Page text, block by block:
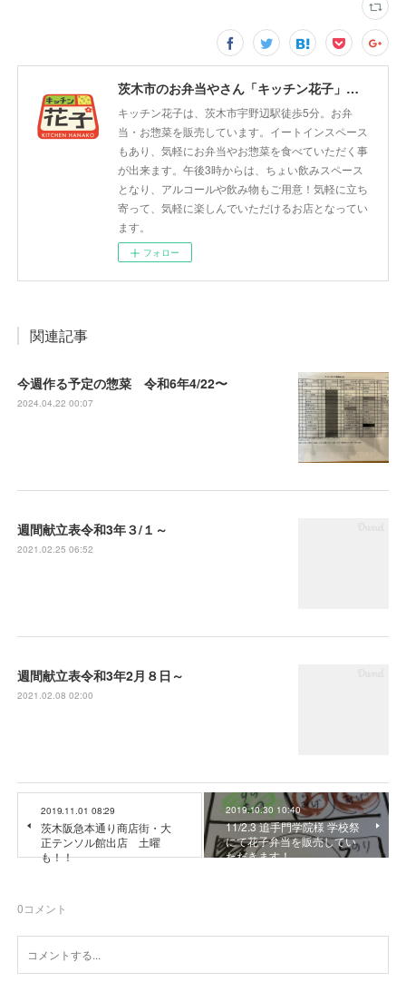
茨木市のお弁当やさん「キッチン花子」ちょい飲みスペース「サウス」
キッチン花子は、茨木市宇野辺駅徒歩5分。お弁
当・お惣菜を販売しています。イートインスペース
もあり、気軽にお弁当やお惣菜を食べていただく事
が出来ます。午後3時からは、ちょい飲みスペース
となり、アルコールや飲み物もご用意！気軽に立ち
寄って、気軽に楽しんでいただけるお店となってい
ます。
フォロー
関連記事
今週作る予定の惣菜 令和6年4/22〜
2024.04.22 00:07
週間献立表令和3年３/１～
2021.02.25 06:52
週間献立表令和3年2月８日～
2021.02.08 02:00
2019.11.01 08:29
茨木阪急本通り商店街・大
正テンソル館出店 土曜
も！！
2019.10.30 10:40
11/2.3 追手門学院様 学校祭
にて花子弁当を販売してい
ただきます！
0コメント